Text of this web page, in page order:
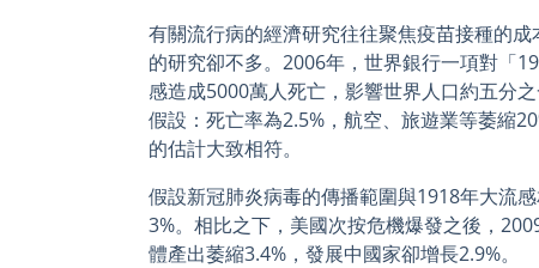
有關流行病的經濟研究往往聚焦疫苗接種的
的研究卻不多。2006年，世界銀行一項對「
感造成5000萬人死亡，影響世界人口約五分
假設：死亡率為2.5%，航空、旅遊業等萎縮
的估計大致相符。
假設新冠肺炎病毒的傳播範圍與1918年大流
3%。相比之下，美國次按危機爆發之後，
體產出萎縮3.4%，發展中國家卻增長2.9%。